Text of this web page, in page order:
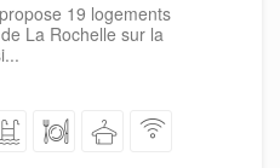
19 logements
La Rochelle sur la